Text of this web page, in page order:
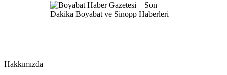
Hakkımızda